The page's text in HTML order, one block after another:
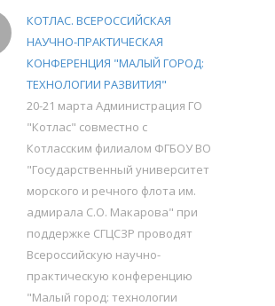
КОТЛАС. ВСЕРОССИЙСКАЯ
НАУЧНО-ПРАКТИЧЕСКАЯ
КОНФЕРЕНЦИЯ "МАЛЫЙ ГОРОД:
ТЕХНОЛОГИИ РАЗВИТИЯ"
20-21 марта Администрация ГО
"Котлас" совместно с
Котласским филиалом ФГБОУ ВО
"Государственный университет
морского и речного флота им.
адмирала С.О. Макарова" при
поддержке СГЦСЗР проводят
Всероссийскую научно-
практическую конференцию
"Малый город: технологии